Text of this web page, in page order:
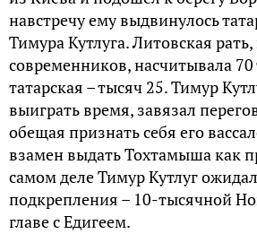
навстречу ему выдвинулось
Тимура Кутлуга. Литовская
современников, насчитывала 70
татарская – тысяч 25. Тимур
выиграть время, завязал
обещая признать себя его
взамен выдать Тохтамыша как
самом деле Тимур Кутлуг
подкрепления – 10-тысячной
главе с Едигеем.